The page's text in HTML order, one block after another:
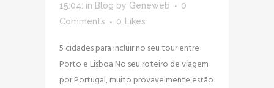
15:04: in Blog by Geneweb
0
Comments
0 Likes
5 cidades para incluir no seu tour entre
Porto e Lisboa No seu roteiro de viagem
por Portugal, muito provavelmente estão